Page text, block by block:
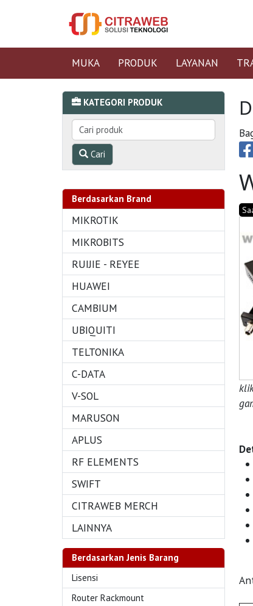
MUKA PRODUK LAYANAN
KATEGORI PRODUK
Cari
Berdasarkan Brand
MIKROTIK
MIKROBITS
RUIJIE - REYEE
HUAWEI
CAMBIUM
UBIQUITI
TELTONIKA
C-DATA
V-SOL
MARUSON
APLUS
RF ELEMENTS
SWIFT
CITRAWEB MERCH
LAINNYA
Berdasarkan Jenis Barang
Lisensi
Router Rackmount